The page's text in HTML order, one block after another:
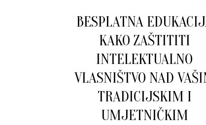
BESPLATNA
KAKO ZAŠTITITI
INTELEKTUALNO
VLASNIŠTVO NAD
TRADICIJSKIM I
UMJETNIČKIM